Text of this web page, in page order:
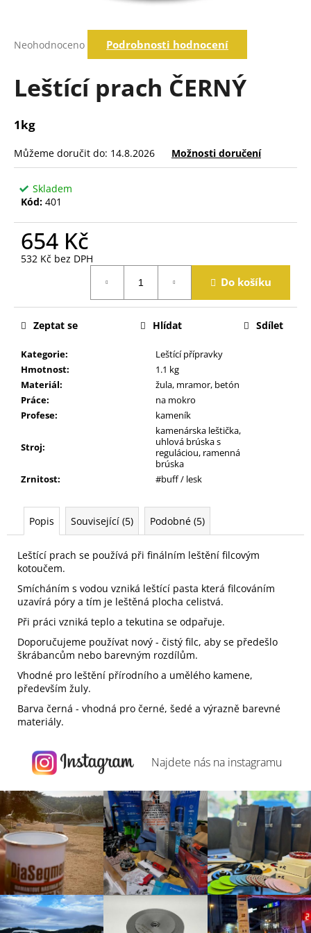
hodnocení
hvězdiček.
Neohodnoceno Podrobnosti hodnocení
Leštící prach ČERNÝ
1kg
Můžeme doručit do: 14.8.2026 Možnosti doručení
Skladem
Kód: 401
654 Kč
532 Kč bez DPH
Do košíku
Kategorie:
Leštící přípravky
Hmotnost:
1.1 kg
Materiál:
žula, mramor, betón
Práce:
na mokro
Profese: kameník
Stroj:
kamenárska leštička,
uhlová brúska s
reguláciou, ramenná
brúska
Zrnitost: #buff / lesk
Zeptat se Hlídat Sdílet
Popis Související (5) Podobné (5)
Leštící prach se používá při finálním leštění filcovým
kotoučem.
Smícháním s vodou vzniká leštící pasta která filcováním
uzavírá póry a tím je leštěná plocha celistvá.
Při práci vzniká teplo a tekutina se odpařuje.
Doporučujeme používat nový - čistý filc, aby se předešlo
škrábancům nebo barevným rozdílům.
Vhodné pro leštění přírodního a umělého kamene,
především žuly.
Barva černá - vhodná pro černé, šedé a výrazně barevné
materiály.
j
í
?
Hledat
D
o
p
o
u
e
m
e
Najdete nás na instagramu